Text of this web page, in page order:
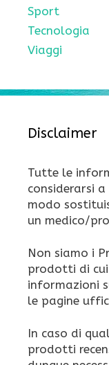
Sport
Tecnologia
Viaggi
Disclaimer
Tutte le
considerarsi
modo
un medico/
Non siamo i
prodotti di
informazioni
le pagine
In caso di
prodotti